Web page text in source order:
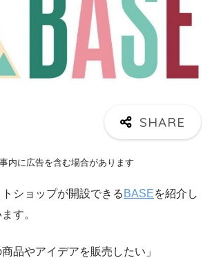
内に広告を含む場合があります
ショップが開設できる BASEを紹介し
す。
品やアイデアを販売したい」